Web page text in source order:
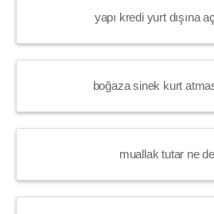
yapı kredi yurt dışına
boğaza sinek kurt
muallak tutar ne